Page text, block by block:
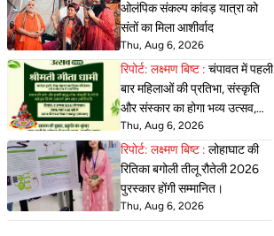
ओलंपिक संकल्प कांवड़ यात्रा को
संतों का मिला आशीर्वाद
Thu, Aug 6, 2026
रिपोर्ट: लक्ष्मण बिष्ट : चंपावत में पहली
बार महिलाओं की प्रतिभा, संस्कृति
और संस्कार का होगा भव्य उत्सव,
'सावन उत्सव 2026
Thu, Aug 6, 2026
रिपोर्ट: लक्ष्मण बिष्ट : लोहाघाट की
रितिका बगोली तीलू रौतेली 2026
पुरस्कार होंगी सम्मानित।
Thu, Aug 6, 2026